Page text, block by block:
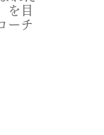
を目
ーチ